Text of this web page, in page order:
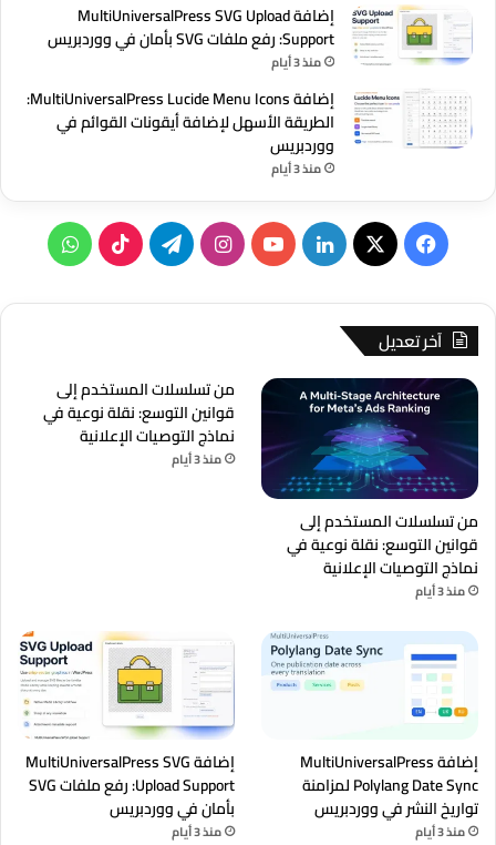
إضافة MultiUniversalPress SVG Upload
Support: رفع ملفات SVG بأمان في ووردبريس
منذ 3 أيام
إضافة MultiUniversalPress Lucide Menu Icons:
الطريقة الأسهل لإضافة أيقونات القوائم في
ووردبريس
منذ 3 أيام
فيسبوك
‫X لينكدإن‫YouTubeانستقرامتيلقرام‫TikTok
آخر تعديل
من تسلسلات المستخدم إلى
قوانين التوسع: نقلة نوعية في
نماذج التوصيات الإعلانية
منذ 3 أيام
من تسلسلات المستخدم إلى
قوانين التوسع: نقلة نوعية في
نماذج التوصيات الإعلانية
منذ 3 أيام
إضافة MultiUniversalPress
Polylang Date Sync لمزامنة
تواريخ النشر في ووردبريس
منذ 3 أيام
إضافة MultiUniversalPress SVG
Upload Support: رفع ملفات SVG
بأمان في ووردبريس
منذ 3 أيام